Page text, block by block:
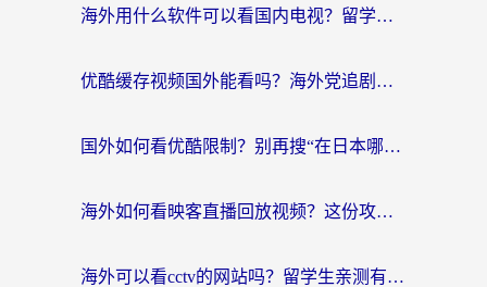
海外用什么软件可以看国内电视？留学生亲测有效的追剧自由指南
优酷缓存视频国外能看吗？海外党追剧看片的终极解决方案来了
国外如何看优酷限制？别再搜“在日本哪个软件可以看中国电视剧”，这篇教你搞定
海外如何看映客直播回放视频？这份攻略帮你搞定（附腾讯优酷观看技巧）
海外可以看cctv的网站吗？留学生亲测有效的回国追剧方案